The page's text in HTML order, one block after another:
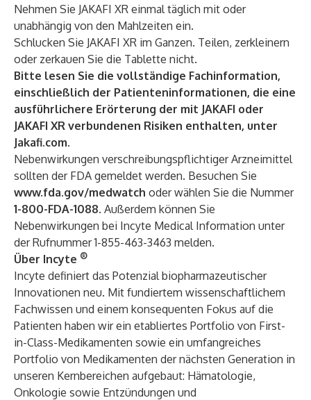
Nehmen Sie JAKAFI XR einmal täglich mit oder
unabhängig von den Mahlzeiten ein.
Schlucken Sie JAKAFI XR im Ganzen. Teilen, zerkleinern
oder zerkauen Sie die Tablette nicht.
Bitte lesen Sie die vollständige Fachinformation,
einschließlich der Patienteninformationen, die eine
ausführlichere Erörterung der mit JAKAFI oder
JAKAFI XR verbundenen Risiken enthalten, unter
Jakafi.com.
Nebenwirkungen verschreibungspflichtiger Arzneimittel
sollten der FDA gemeldet werden. Besuchen Sie
www.fda.gov/medwatch oder wählen Sie die Nummer
1-800-FDA-1088. Außerdem können Sie
Nebenwirkungen bei Incyte Medical Information unter
der Rufnummer 1-855-463-3463 melden.
Über Incyte ®
Incyte definiert das Potenzial biopharmazeutischer
Innovationen neu. Mit fundiertem wissenschaftlichem
Fachwissen und einem konsequenten Fokus auf die
Patienten haben wir ein etabliertes Portfolio von First-
in-Class-Medikamenten sowie ein umfangreiches
Portfolio von Medikamenten der nächsten Generation in
unseren Kernbereichen aufgebaut: Hämatologie,
Onkologie sowie Entzündungen und